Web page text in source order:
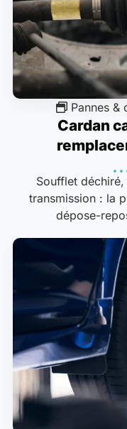
Pannes &
Cardan
Soufflet
transmission : la
dépose-